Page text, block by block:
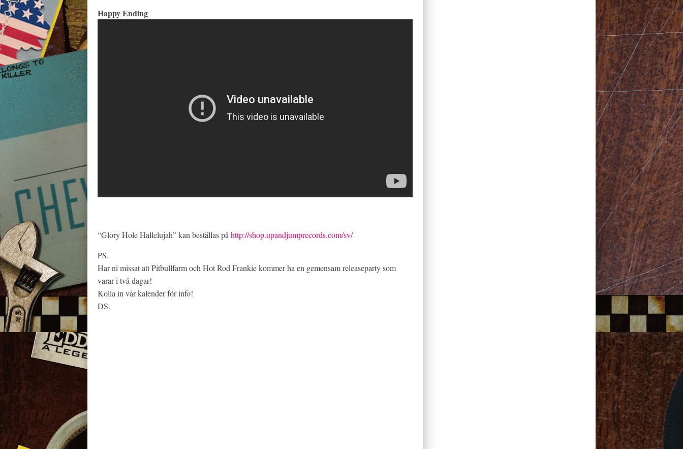
Happy Ending
“Glory Hole Hallelujah” kan beställas på http://shop.upandjumprecords.com/sv/
PS.
Har ni missat att Pitbullfarm och Hot Rod Frankie kommer ha en gemensam releaseparty som
varar i två dagar!
Kolla in vår kalender för info!
DS.